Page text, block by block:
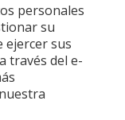
personales
su
ejercer sus
través del e-